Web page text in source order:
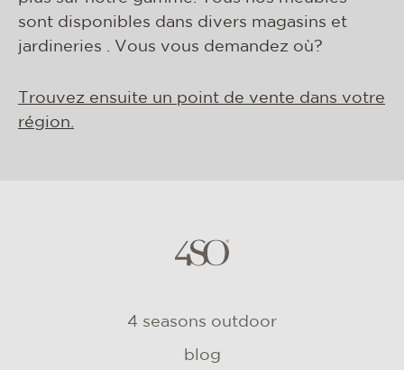
sont disponibles dans divers magasins et
jardineries . Vous vous demandez où?
Trouvez ensuite un point de vente dans votre
région.
4 seasons outdoor
blog